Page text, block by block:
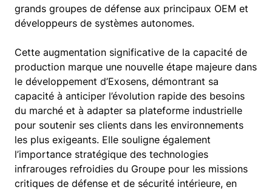
grands groupes de défense aux principaux OEM et
développeurs de systèmes autonomes.
Cette augmentation significative de la capacité de
production marque une nouvelle étape majeure dans
le développement d’Exosens, démontrant sa
capacité à anticiper l’évolution rapide des besoins
du marché et à adapter sa plateforme industrielle
pour soutenir ses clients dans les environnements
les plus exigeants. Elle souligne également
l’importance stratégique des technologies
infrarouges refroidies du Groupe pour les missions
critiques de défense et de sécurité intérieure, en